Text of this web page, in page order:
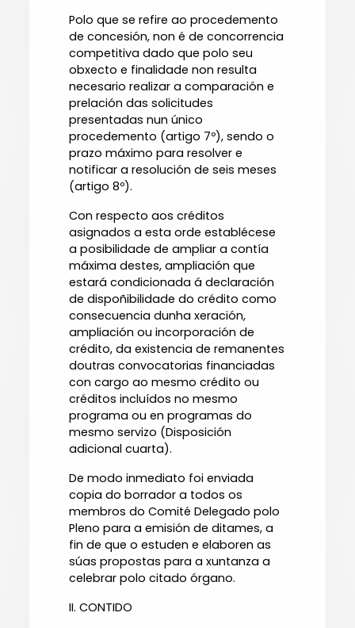
Polo que se refire ao procedemento
de concesión, non é de concorrencia
competitiva dado que polo seu
obxecto e finalidade non resulta
necesario realizar a comparación e
prelación das solicitudes
presentadas nun único
procedemento (artigo 7º), sendo o
prazo máximo para resolver e
notificar a resolución de seis meses
(artigo 8º).
Con respecto aos créditos
asignados a esta orde establécese
a posibilidade de ampliar a contía
máxima destes, ampliación que
estará condicionada á declaración
de dispoñibilidade do crédito como
consecuencia dunha xeración,
ampliación ou incorporación de
crédito, da existencia de remanentes
doutras convocatorias financiadas
con cargo ao mesmo crédito ou
créditos incluídos no mesmo
programa ou en programas do
mesmo servizo (Disposición
adicional cuarta).
De modo inmediato foi enviada
copia do borrador a todos os
membros do Comité Delegado polo
Pleno para a emisión de ditames, a
fin de que o estuden e elaboren as
súas propostas para a xuntanza a
celebrar polo citado órgano.
II. CONTIDO